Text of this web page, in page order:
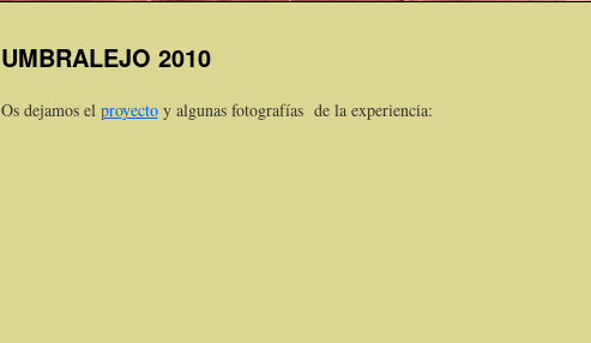
UMBRALEJO 2010
Os dejamos el proyectoy algunas fotografías de la experiencia: